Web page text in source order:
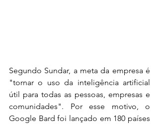
Segundo Sundar, a meta da empresa é
"tornar o uso da inteligência artificial
útil para todas as pessoas, empresas e
comunidades". Por esse motivo, o
Google Bard foi lançado em 180 países